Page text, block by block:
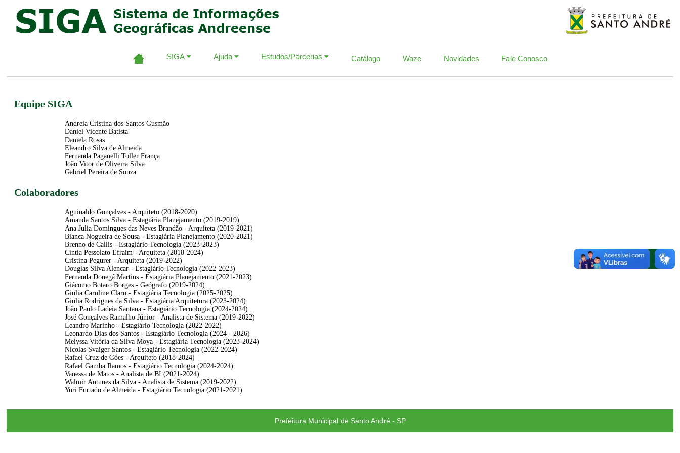
SIGA Ajuda Estudos/Parcerias Catálogo Waze Novidades Fale Conosco
Equipe SIGA
Andreia Cristina dos Santos Gusmão
Daniel Vicente Batista
Daniela Rosas
Eleandro Silva de Almeida
Fernanda Paganelli Toller França
João Vitor de Oliveira Silva
Gabriel Pereira de Souza
Colaboradores
Aguinaldo Gonçalves - Arquiteto (2018-2020)
Amanda Santos Silva - Estagiária Planejamento (2019-2019)
Ana Julia Domingues das Neves Brandão - Arquiteta (2019-2021)
Bianca Nogueira de Sousa - Estagiária Planejamento (2020-2021)
Brenno de Callis - Estagiário Tecnologia (2023-2023)
Cintia Pessolato Efraim - Arquiteta (2018-2024)
Cristina Pegurer - Arquiteta (2019-2022)
Douglas Silva Alencar - Estagiário Tecnologia (2022-2023)
Fernanda Donegá Martins - Estagiária Planejamento (2021-2023)
Giácomo Botaro Borges - Geógrafo (2019-2024)
Giulia Caroline Claro - Estagiária Tecnologia (2025-2025)
Giulia Rodrigues da Silva - Estagiária Arquitetura (2023-2024)
João Paulo Ladeia Santana - Estagiário Tecnologia (2024-2024)
José Gonçalves Ramalho Júnior - Analista de Sistema (2019-2022)
Leandro Marinho - Estagiário Tecnologia (2022-2022)
Leonardo Dias dos Santos - Estagiário Tecnologia (2024 - 2026)
Melyssa Vitória da Silva Moya - Estagiária Tecnologia (2023-2024)
Nicolas Svaiger Santos - Estagiário Tecnologia (2022-2024)
Rafael Cruz de Góes - Arquiteto (2018-2024)
Rafael Gamba Ramos - Estagiário Tecnologia (2024-2024)
Vanessa de Matos - Analista de BI (2021-2024)
Walmir Antunes da Silva - Analista de Sistema (2019-2022)
Yuri Furtado de Almeida - Estagiário Tecnologia (2021-2021)
Prefeitura Municipal de Santo André - SP